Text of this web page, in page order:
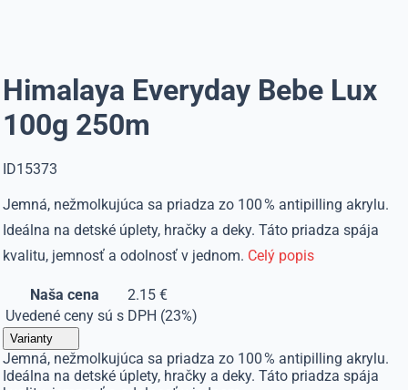
Himalaya Everyday Bebe Lux
100g 250m
ID15373
Jemná, nežmolkujúca sa priadza zo 100 % antipilling akrylu.
Ideálna na detské úplety, hračky a deky. Táto priadza spája
kvalitu, jemnosť a odolnosť v jednom. Celý popis
Naša cena
2.15 €
Uvedené ceny sú s DPH (23%)
Varianty
Jemná, nežmolkujúca sa priadza zo 100 % antipilling akrylu.
Ideálna na detské úplety, hračky a deky. Táto priadza spája